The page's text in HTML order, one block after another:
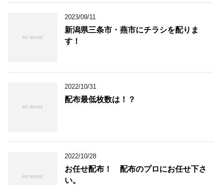
2023/09/11
新潟県三条市・燕市にチラシを配りま
す！
2022/10/31
配布最低枚数は！？
2022/10/28
お任せ配布！ 配布のプロにお任せ下さ
い。